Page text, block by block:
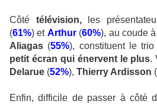
Côté télévision,les
(61%) et Arthur(60%), au coude
Aliagas (55%), constituent le trio
petit écran qui énervent le plus.
Delarue (52%), Thierry Ardisson (
Enfin, difficile de passer à côté